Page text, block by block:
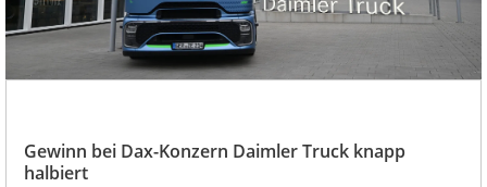
Gewinn bei Dax-Konzern Daimler Truck knapp
halbiert